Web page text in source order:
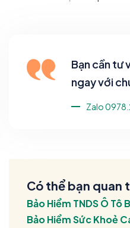
Bạn cần tư
ngay với
Zalo
Có thể bạn quan
Bảo Hiểm TNDS Ô Tô
Bảo Hiểm Sức Khoẻ